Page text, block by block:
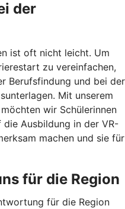
der
ist oft nicht leicht. Um
zu vereinfachen,
Berufsfindung und bei der
Mit unserem
wir Schülerinnen
Ausbildung in der VR-
machen und sie für
für die Region
für die Region